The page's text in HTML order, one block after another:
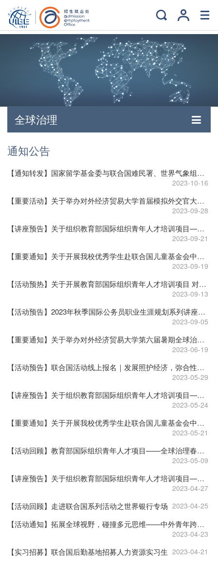
全球治理
通知公告
【通知转发】国家留学基金委与联合国难民署、世界气象组织初级专业人员（JPO）合作项目遴选工作启动
2023-10-16
【重要活动】关于举办对外经济贸易大学首届模拟外交官大赛的通知
2023-09-28
【讲座预告】关于组织教育部国际组织青年人才培训项目——全球治理秋季系列活动之国际组织实习经验分享会第一场——9.22联合国儿童基金会专场
2023-09-21
【重要通知】关于开展我校优秀学生赴联合国儿童基金会中国办事处带薪实习遴选工作（第九批）的通知
2023-09-19
【活动预热】关于开展教育部国际组织青年人才培训项目 对外经济贸易大学全球治理人才培养推送秋季学期系列培训活动的通知
2023-09-13
【活动预告】2023年秋季国际公务员职业生涯规划系列讲座报名开始
2023-09-05
【重要通知】关于举办对外经济贸易大学第六届暑期全球治理夏令营的通知
2023-06-19
【活动预告】联合国活动线上报名｜发展照护经济，弥合性别差距
2023-05-29
【讲座预告】关于组织教育部国际组织青年人才培训项目——全球治理春季讲座第二期
2023-05-24
【重要通知】关于开展我校优秀学生赴联合国儿童基金会中国办事处带薪实习遴选工作（第八批）的通知
2023-05-21
【活动回顾】教育部国际组织青年人才项目——全球治理春季系列活动国际组织实习经验分享会顺利举办
2023-05-09
【讲座预告】关于组织教育部国际组织青年人才培训项目——全球治理春季系列活动之4.28国际组织实习经验分享会——联合国儿童基金会专场
2023-04-27
【活动回顾】走进联合国系列活动之世界银行专场 2023-04-25
【活动通知】拓展全球视野，碰撞多元思维——中外青年跨文化交流沙龙活动
2023-04-23
【实习招募】联合国后勤基地招募人力资源实习生 2023-04-21